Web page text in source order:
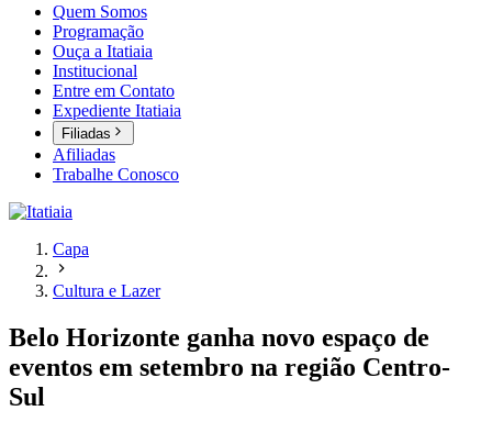
Quem Somos
Programação
Ouça a Itatiaia
Institucional
Entre em Contato
Expediente Itatiaia
Filiadas
Afiliadas
Trabalhe Conosco
Capa
Cultura e Lazer
Belo Horizonte ganha novo espaço de
eventos em setembro na região Centro-
Sul